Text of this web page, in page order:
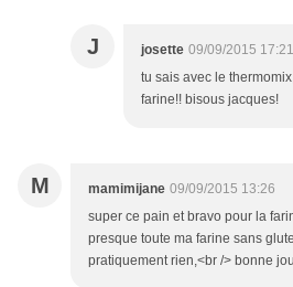
J josette 09/09/2015 17:21
tu sais avec le
farine!! bisous jacques!
M mamimijane 09/09/2015 13:26
super ce pain et bravo pour la
presque toute ma farine sans
pratiquement rien,<br /> bonne